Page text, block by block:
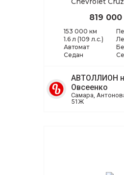
819
153 000 км
1.6 л (109 л.с.)
Автомат
Седан
АВТОЛЛИОН
Овсеенко
Самара,
51Ж